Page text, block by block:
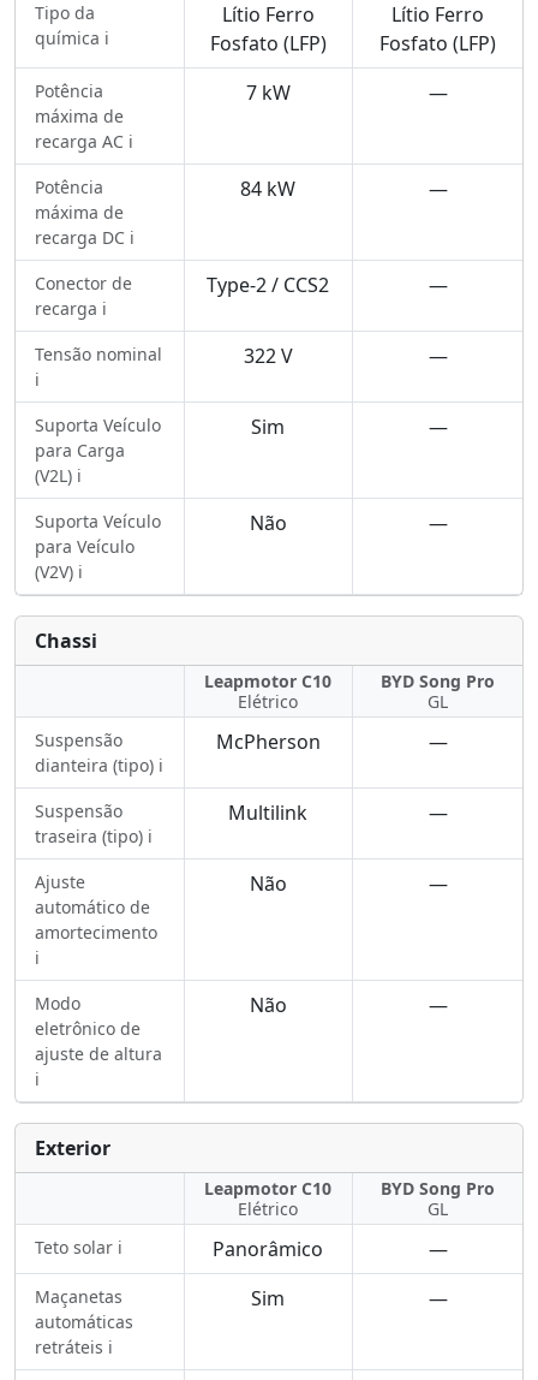
Tipo da
química ℹ️
Lítio Ferro
Fosfato (LFP)
Lítio Ferro
Fosfato (LFP)
Potência
máxima de
recarga AC ℹ️
7 kW —
Potência
máxima de
recarga DC ℹ️
84 kW —
Conector de
recarga ℹ️
Type-2 / CCS2 —
Tensão nominal
ℹ️
322 V —
Suporta Veículo
para Carga
(V2L) ℹ️
Sim —
Suporta Veículo
para Veículo
(V2V) ℹ️
Não —
Chassi
Leapmotor C10
Elétrico
BYD Song Pro
GL
Suspensão
dianteira (tipo) ℹ️
McPherson —
Suspensão
traseira (tipo) ℹ️
Multilink —
Ajuste
automático de
amortecimento
ℹ️
Não —
Modo
eletrônico de
ajuste de altura
ℹ️
Não —
Exterior
Leapmotor C10
Elétrico
BYD Song Pro
GL
Teto solar ℹ️
Panorâmico —
Maçanetas
automáticas
retráteis ℹ️
Sim —